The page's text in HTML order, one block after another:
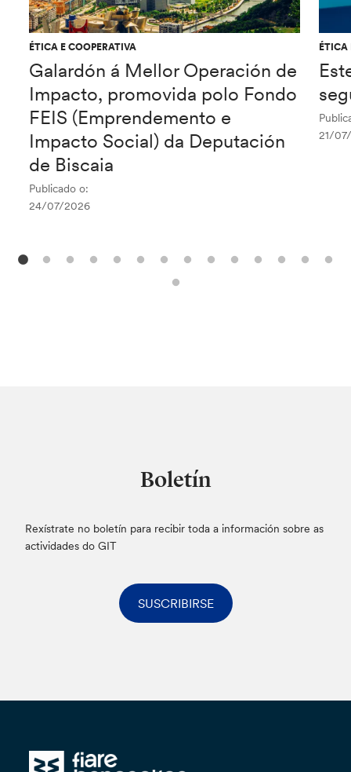
ÉTICA E COOPERATIVA
Galardón á Mellor Operación de
Impacto, promovida polo Fondo
FEIS (Emprendemento e
Impacto Social) da Deputación
de Biscaia
Publicado o:
24/07/2026
ÉTICA
21/
Boletín
Rexístrate no boletín para recibir toda a información sobre as
actividades do GIT
SUSCRIBIRSE